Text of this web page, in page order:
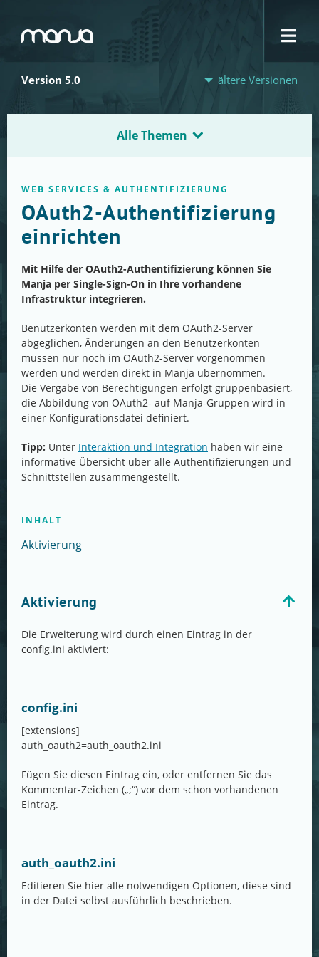
Navigation
Version 5.0 ältere Versionen
Alle Themen
WEB SERVICES & AUTHENTIFIZIERUNG
OAuth2-Authentifizierung
einrichten
Mit Hilfe der OAuth2-Authentifizierung können Sie
Manja per Single-Sign-On in Ihre vorhandene
Infrastruktur integrieren.
Benutzerkonten werden mit dem OAuth2-Server
abgeglichen, Änderungen an den Benutzerkonten
müssen nur noch im OAuth2-Server vorgenommen
werden und werden direkt in Manja übernommen.
Die Vergabe von Berechtigungen erfolgt gruppenbasiert,
die Abbildung von OAuth2- auf Manja-Gruppen wird in
einer Konfigurationsdatei definiert.
Tipp: Unter Interaktion und Integration haben wir eine
informative Übersicht über alle Authentifizierungen und
Schnittstellen zusammengestellt.
INHALT
Aktivierung
Aktivierung
Die Erweiterung wird durch einen Eintrag in der
config.ini aktiviert:
config.ini
[extensions]
auth_oauth2=auth_oauth2.ini
Fügen Sie diesen Eintrag ein, oder entfernen Sie das
Kommentar-Zeichen („;“) vor dem schon vorhandenen
Eintrag.
auth_oauth2.ini
Editieren Sie hier alle notwendigen Optionen, diese sind
in der Datei selbst ausführlich beschrieben.